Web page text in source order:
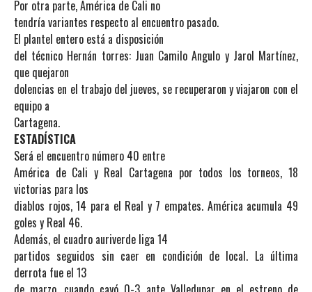
Por otra parte, América de Cali no
tendría variantes respecto al encuentro pasado.
El plantel entero está a disposición
del técnico Hernán torres: Juan Camilo Angulo y Jarol Martínez,
que quejaron
dolencias en el trabajo del jueves, se recuperaron y viajaron con el
equipo a
Cartagena.
ESTADÍSTICA
Será el encuentro número 40 entre
América de Cali y Real Cartagena por todos los torneos, 18
victorias para los
diablos rojos, 14 para el Real y 7 empates. América acumula 49
goles y Real 46.
Además, el cuadro auriverde liga 14
partidos seguidos sin caer en condición de local. La última
derrota fue el 13